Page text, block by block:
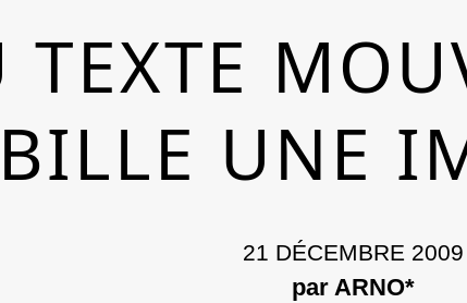
TEXTE
UNE
21 DÉCEMBRE 2009
par ARNO*